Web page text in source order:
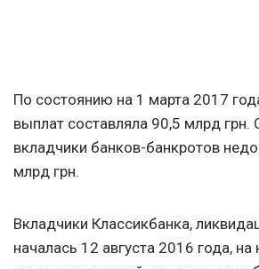
По состоянию на 1 марта 2017
выплат составляла 90,5 млрд грн.
вкладчики банков-банкротов
млрд грн.
Вкладчики Классикбанка,
началась 12 августа 2016 года,